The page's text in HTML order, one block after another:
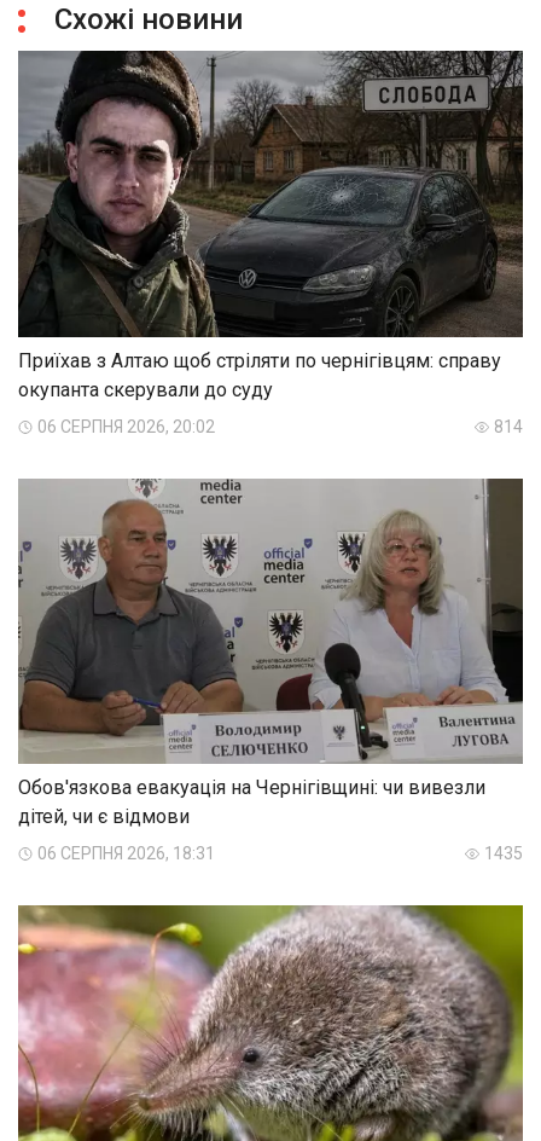
Схожі новини
Приїхав з Алтаю щоб стріляти по чернігівцям: справу
окупанта скерували до суду
06 СЕРПНЯ 2026, 20:02 814
Обов'язкова евакуація на Чернігівщині: чи вивезли
дітей, чи є відмови
06 СЕРПНЯ 2026, 18:31 1435